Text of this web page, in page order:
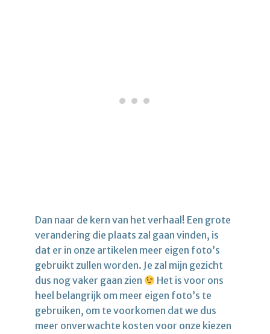
Dan naar de kern van het verhaal! Een grote
verandering die plaats zal gaan vinden, is
dat er in onze artikelen meer eigen foto’s
gebruikt zullen worden. Je zal mijn gezicht
dus nog vaker gaan zien
Het is voor ons
heel belangrijk om meer eigen foto’s te
gebruiken, om te voorkomen dat we dus
meer onverwachte kosten voor onze kiezen